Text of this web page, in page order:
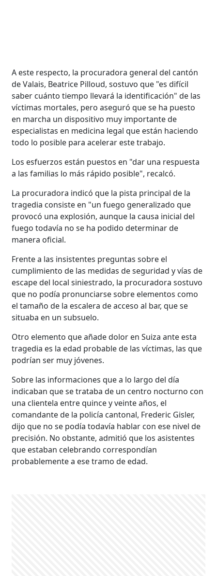
A este respecto, la procuradora general del cantón
de Valais, Beatrice Pilloud, sostuvo que "es difícil
saber cuánto tiempo llevará la identificación" de las
víctimas mortales, pero aseguró que se ha puesto
en marcha un dispositivo muy importante de
especialistas en medicina legal que están haciendo
todo lo posible para acelerar este trabajo.
Los esfuerzos están puestos en "dar una respuesta
a las familias lo más rápido posible", recalcó.
La procuradora indicó que la pista principal de la
tragedia consiste en "un fuego generalizado que
provocó una explosión, aunque la causa inicial del
fuego todavía no se ha podido determinar de
manera oficial.
Frente a las insistentes preguntas sobre el
cumplimiento de las medidas de seguridad y vías de
escape del local siniestrado, la procuradora sostuvo
que no podía pronunciarse sobre elementos como
el tamaño de la escalera de acceso al bar, que se
situaba en un subsuelo.
Otro elemento que añade dolor en Suiza ante esta
tragedia es la edad probable de las víctimas, las que
podrían ser muy jóvenes.
Sobre las informaciones que a lo largo del día
indicaban que se trataba de un centro nocturno con
una clientela entre quince y veinte años, el
comandante de la policía cantonal, Frederic Gisler,
dijo que no se podía todavía hablar con ese nivel de
precisión. No obstante, admitió que los asistentes
que estaban celebrando correspondían
probablemente a ese tramo de edad.